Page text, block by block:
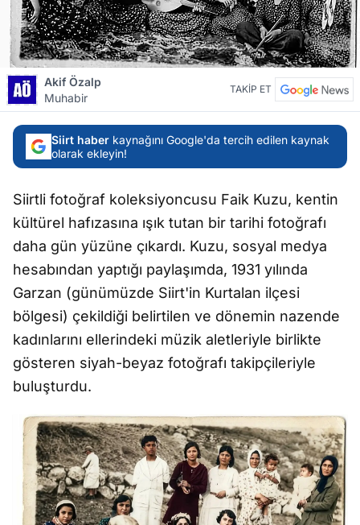
Akif Özalp
Muhabir
TAKİP ET
Siirt haber kaynağını Google'da tercih edilen kaynak
olarak ekleyin!
Siirtli fotoğraf koleksiyoncusu Faik Kuzu, kentin
kültürel hafızasına ışık tutan bir tarihi fotoğrafı
daha gün yüzüne çıkardı. Kuzu, sosyal medya
hesabından yaptığı paylaşımda, 1931 yılında
Garzan (günümüzde Siirt'in Kurtalan ilçesi
bölgesi) çekildiği belirtilen ve dönemin nazende
kadınlarını ellerindeki müzik aletleriyle birlikte
gösteren siyah-beyaz fotoğrafı takipçileriyle
buluşturdu.